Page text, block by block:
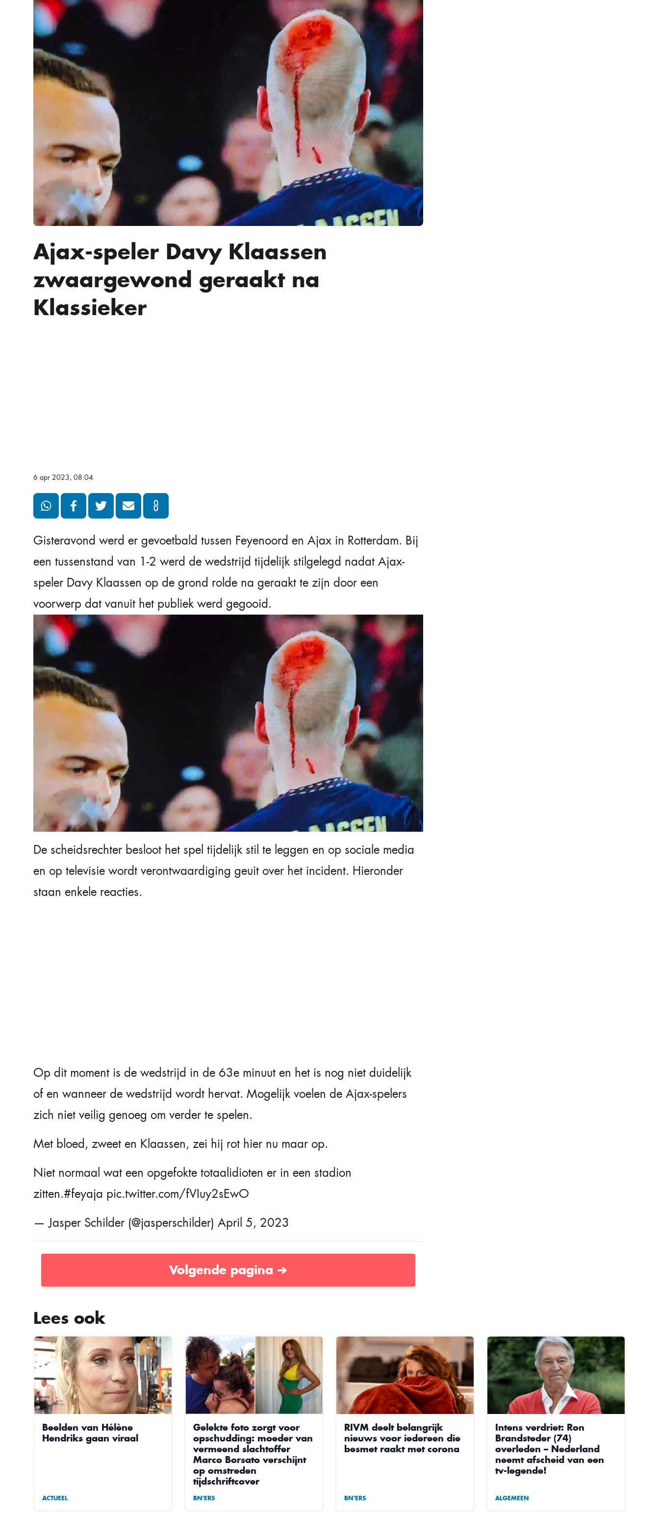
Ajax-speler Davy Klaassen
zwaargewond geraakt na
Klassieker
6 apr 2023, 08:04
Gisteravond werd er gevoetbald tussen Feyenoord en Ajax in Rotterdam. Bij
een tussenstand van 1-2 werd de wedstrijd tijdelijk stilgelegd nadat Ajax-
speler Davy Klaassen op de grond rolde na geraakt te zijn door een
voorwerp dat vanuit het publiek werd gegooid.
De scheidsrechter besloot het spel tijdelijk stil te leggen en op sociale media
en op televisie wordt verontwaardiging geuit over het incident. Hieronder
staan enkele reacties.
Op dit moment is de wedstrijd in de 63e minuut en het is nog niet duidelijk
of en wanneer de wedstrijd wordt hervat. Mogelijk voelen de Ajax-spelers
zich niet veilig genoeg om verder te spelen.
Met bloed, zweet en Klaassen, zei hij rot hier nu maar op.
Niet normaal wat een opgefokte totaalidioten er in een stadion
zitten.#feyaja pic.twitter.com/fVIuy2sEwO
— Jasper Schilder (@jasperschilder) April 5, 2023
Volgende pagina ➔
Lees ook
Beelden van Hélène
Hendriks gaan viraal
ACTUEEL
Gelekte foto zorgt voor
opschudding: moeder van
vermeend slachtoffer
Marco Borsato verschijnt
op omstreden
tijdschriftcover
BN'ERS
RIVM deelt belangrijk
nieuws voor iedereen die
besmet raakt met corona
BN'ERS
Intens verdriet: Ron
Brandsteder (74)
overleden – Nederland
neemt afscheid van een
tv-legende!
ALGEMEEN